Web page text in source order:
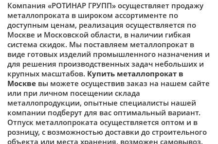
Компания «РОТИНАР ГРУПП» осуществляет продажу
металлопроката в широком ассортименте по
доступным ценам, реализация осуществляется по
Москве и Московской области, в наличии гибкая
система скидок. Мы поставляем металлопрокат в
виде готовых изделий промышленного назначения и
для решения производственных задач небольших и
крупных масштабов. Купить металлопрокат в
Москве вы можете осуществив заказ на нашем сайте
или при личном посещении склада
металлопродукции, опытные специалисты нашей
компании подберут для вас оптимальный вариант.
Отпуск металлопроката осуществляется оптом и в
розницу, с возможностью доставки до строительного
объекта или места хранения, возможен самовывоз.